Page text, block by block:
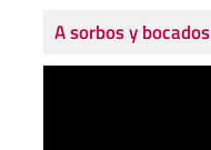
A sorbos y bocados